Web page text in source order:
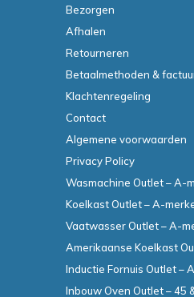
Bezorgen
Afhalen
Retourneren
Betaalmethoden &
Klachtenregeling
Contact
Algemene voorwaarden
Privacy Policy
Wasmachine Outlet – A-
Koelkast Outlet – A-
Vaatwasser Outlet – A-
Amerikaanse Koelkast
Inductie Fornuis Outlet –
Inbouw Oven Outlet – 45